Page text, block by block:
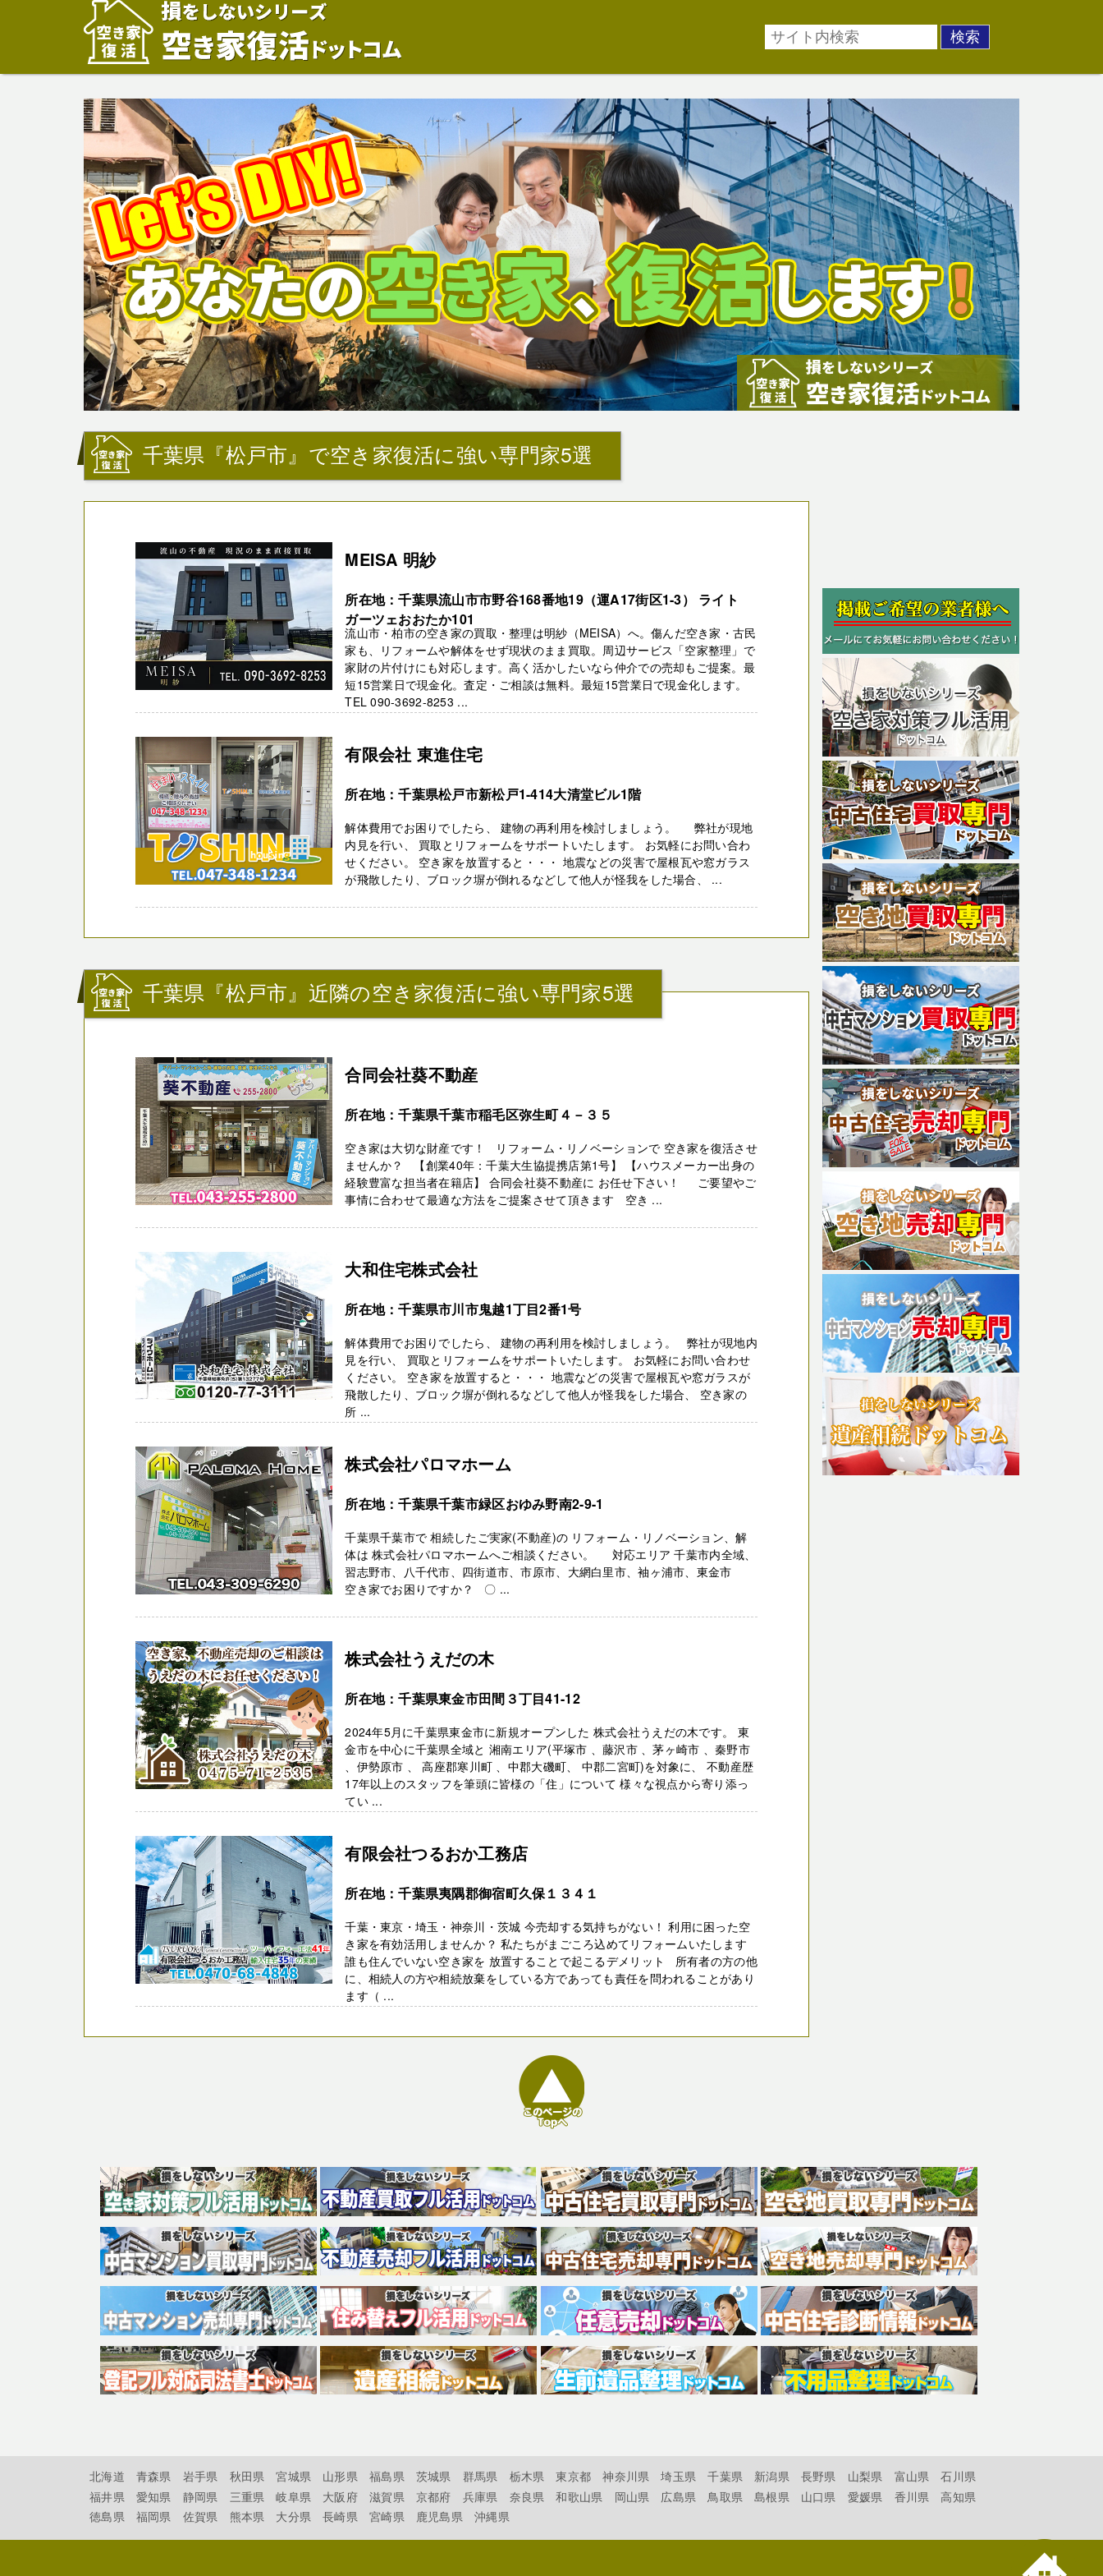
千葉県『松戸市』で空き家復活に強い専門家5選
MEISA 明紗
所在地：千葉県流山市市野谷168番地19（運A17街区1-3） ライト
ガーツェおおたか101
流山市・柏市の空き家の買取・整理は明紗（MEISA）へ。傷んだ空き家・古民
家も、リフォームや解体をせず現状のまま買取。周辺サービス「空家整理」で
家財の片付けにも対応します。高く活かしたいなら仲介での売却もご提案。最
短15営業日で現金化。査定・ご相談は無料。最短15営業日で現金化します。
TEL 090-3692-8253 ...
有限会社 東進住宅
所在地：千葉県松戸市新松戸1-414大清堂ビル1階
解体費用でお困りでしたら、 建物の再利用を検討しましょう。 弊社が現地
内見を行い、 買取とリフォームをサポートいたします。 お気軽にお問い合わ
せください。 空き家を放置すると・・・ 地震などの災害で屋根瓦や窓ガラス
が飛散したり、ブロック塀が倒れるなどして他人が怪我をした場合、 ...
千葉県『松戸市』近隣の空き家復活に強い専門家5選
合同会社葵不動産
所在地：千葉県千葉市稲毛区弥生町４－３５
空き家は大切な財産です！ リフォーム・リノベーションで 空き家を復活させ
ませんか？ 【創業40年：千葉大生協提携店第1号】 【ハウスメーカー出身の
経験豊富な担当者在籍店】 合同会社葵不動産に お任せ下さい！ ご要望やご
事情に合わせて最適な方法をご提案させて頂きます 空き ...
大和住宅株式会社
所在地：千葉県市川市鬼越1丁目2番1号
解体費用でお困りでしたら、 建物の再利用を検討しましょう。 弊社が現地内
見を行い、 買取とリフォームをサポートいたします。 お気軽にお問い合わせ
ください。 空き家を放置すると・・・ 地震などの災害で屋根瓦や窓ガラスが
飛散したり、ブロック塀が倒れるなどして他人が怪我をした場合、 空き家の
所 ...
株式会社パロマホーム
所在地：千葉県千葉市緑区おゆみ野南2-9-1
千葉県千葉市で 相続したご実家(不動産)の リフォーム・リノベーション、解
体は 株式会社パロマホームへご相談ください。 対応エリア 千葉市内全域、
習志野市、八千代市、四街道市、市原市、大網白里市、袖ヶ浦市、東金市
空き家でお困りですか？ 〇 ...
株式会社うえだの木
所在地：千葉県東金市田間３丁目41-12
2024年5月に千葉県東金市に新規オープンした 株式会社うえだの木です。 東
金市を中心に千葉県全域と 湘南エリア(平塚市 、藤沢市 、茅ヶ崎市 、秦野市
、伊勢原市 、 高座郡寒川町 、中郡大磯町、 中郡二宮町)を対象に、 不動産歴
17年以上のスタッフを筆頭に皆様の「住」について 様々な視点から寄り添っ
てい ...
有限会社つるおか工務店
所在地：千葉県夷隅郡御宿町久保１３４１
千葉・東京・埼玉・神奈川・茨城 今売却する気持ちがない！ 利用に困った空
き家を有効活用しませんか？ 私たちがまごころ込めてリフォームいたします
誰も住んでいない空き家を 放置することで起こるデメリット 所有者の方の他
に、相続人の方や相続放棄をしている方であっても責任を問われることがあり
ます（ ...
北海道 青森県 岩手県 秋田県 宮城県 山形県 福島県 茨城県 群馬県 栃木県 東京都 神奈川県 埼玉県 千葉県 新潟県 長野県 山梨県 富山県
石川県
福井県
愛知県 静岡県 三重県 岐阜県 大阪府 滋賀県 京都府 兵庫県 奈良県 和歌山県 岡山県 広島県 鳥取県 島根県 山口県 愛媛県 香川県
高知県
徳島県
福岡県 佐賀県 熊本県 大分県 長崎県 宮崎県 鹿児島県 沖縄県